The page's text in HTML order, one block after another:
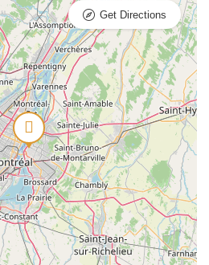
Get Directions